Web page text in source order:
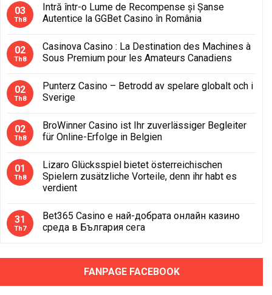
03
Th8
Intră într-o Lume de Recompense și Șanse
Autentice la GGBet Casino în România
02
Th8
Casinova Casino : La Destination des Machines à
Sous Premium pour les Amateurs Canadiens
02
Th8
Punterz Casino – Betrodd av spelare globalt och i
Sverige
02
Th8
BroWinner Casino ist Ihr zuverlässiger Begleiter
für Online-Erfolge in Belgien
01
Th8
Lizaro Glücksspiel bietet österreichischen
Spielern zusätzliche Vorteile, denn ihr habt es
verdient
31
Th7
Bet365 Casino е най-добрата онлайн казино
среда в България сега
FANPAGE FACEBOOK